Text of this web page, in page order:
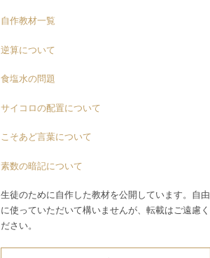
自作教材一覧
逆算について
食塩水の問題
サイコロの配置について
こそあど言葉について
素数の暗記について
生徒のために自作した教材を公開しています。自由
に使っていただいて構いませんが、転載はご遠慮く
ださい。